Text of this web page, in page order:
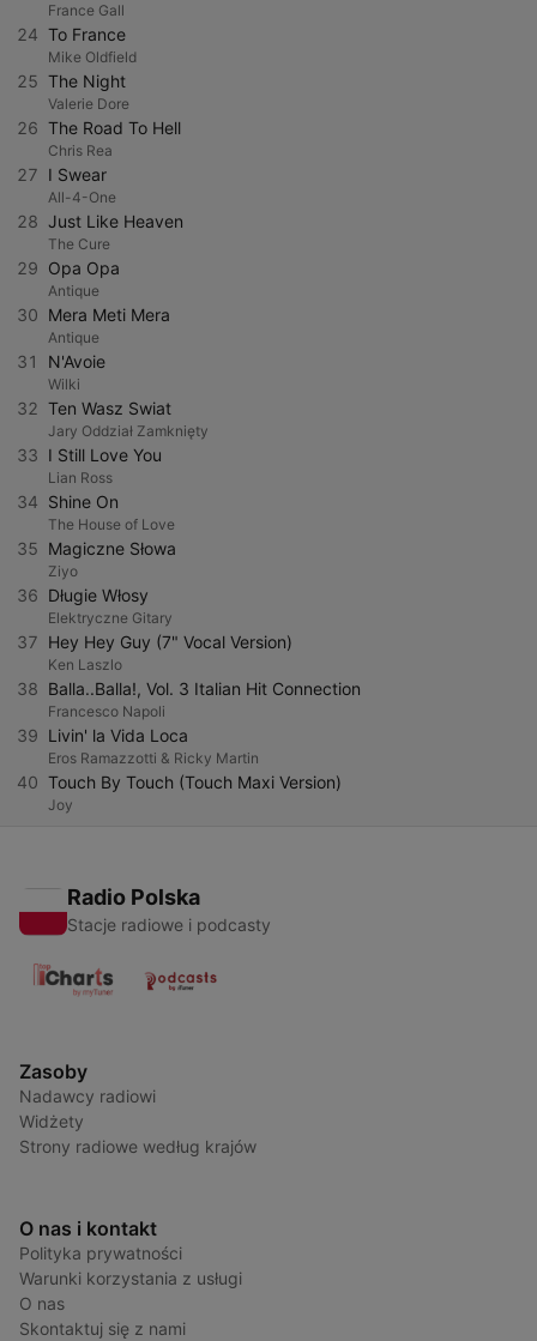
France Gall
24 To France
Mike Oldfield
25 The Night
Valerie Dore
26 The Road To Hell
Chris Rea
27 I Swear
All-4-One
28 Just Like Heaven
The Cure
29 Opa Opa
Antique
30 Mera Meti Mera
Antique
31 N'Avoie
Wilki
32 Ten Wasz Swiat
Jary Oddział Zamknięty
33 I Still Love You
Lian Ross
34 Shine On
The House of Love
35 Magiczne Słowa
Ziyo
36 Długie Włosy
Elektryczne Gitary
37 Hey Hey Guy (7" Vocal Version)
Ken Laszlo
38 Balla..Balla!, Vol. 3 Italian Hit Connection
Francesco Napoli
39 Livin' la Vida Loca
Eros Ramazzotti & Ricky Martin
40 Touch By Touch (Touch Maxi Version)
Joy
Radio Polska
Stacje radiowe i podcasty
Zasoby
Nadawcy radiowi
Widżety
Strony radiowe według krajów
O nas i kontakt
Polityka prywatności
Warunki korzystania z usługi
O nas
Skontaktuj się z nami